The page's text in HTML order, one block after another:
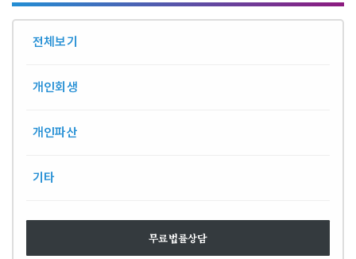
전체보기
개인회생
개인파산
기타
무료법률상담